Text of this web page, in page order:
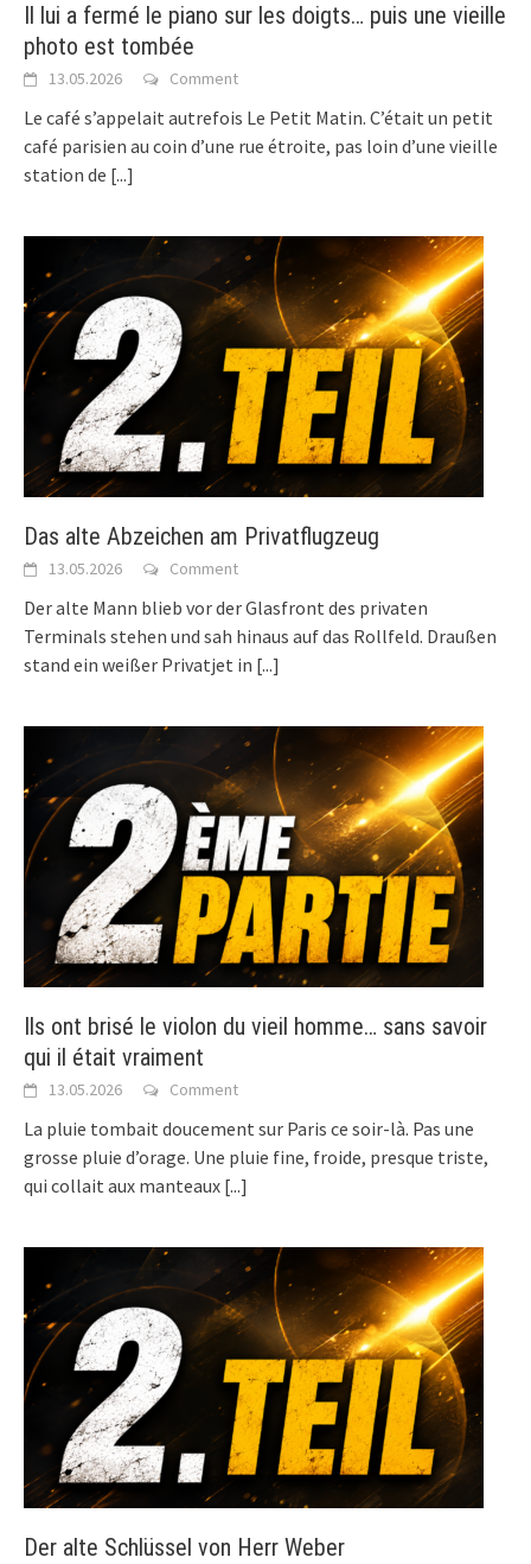
Il lui a fermé le piano sur les doigts… puis une vieille
photo est tombée
13.05.2026 Comment
Le café s’appelait autrefois Le Petit Matin. C’était un petit
café parisien au coin d’une rue étroite, pas loin d’une vieille
station de [...]
Das alte Abzeichen am Privatflugzeug
13.05.2026 Comment
Der alte Mann blieb vor der Glasfront des privaten
Terminals stehen und sah hinaus auf das Rollfeld. Draußen
stand ein weißer Privatjet in [...]
Ils ont brisé le violon du vieil homme… sans savoir
qui il était vraiment
13.05.2026 Comment
La pluie tombait doucement sur Paris ce soir-là. Pas une
grosse pluie d’orage. Une pluie fine, froide, presque triste,
qui collait aux manteaux [...]
Der alte Schlüssel von Herr Weber